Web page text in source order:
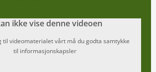
ikke vise denne videoen
til videomaterialet vårt må du godta samtykke
til informasjonskapsler